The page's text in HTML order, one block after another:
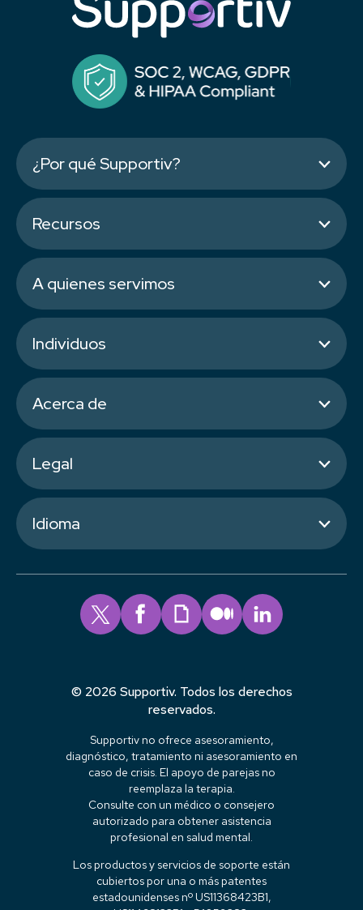
¿Por qué Supportiv?
Recursos
A quienes servimos
Individuos
Acerca de
Legal
Idioma
© 2026 Supportiv. Todos los derechos
reservados.
Supportiv no ofrece asesoramiento,
diagnóstico, tratamiento ni asesoramiento en
caso de crisis. El apoyo de parejas no
reemplaza la terapia.
Consulte con un médico o consejero
autorizado para obtener asistencia
profesional en salud mental.
Los productos y servicios de soporte están
cubiertos por una o más patentes
estadounidenses nº US11368423B1,